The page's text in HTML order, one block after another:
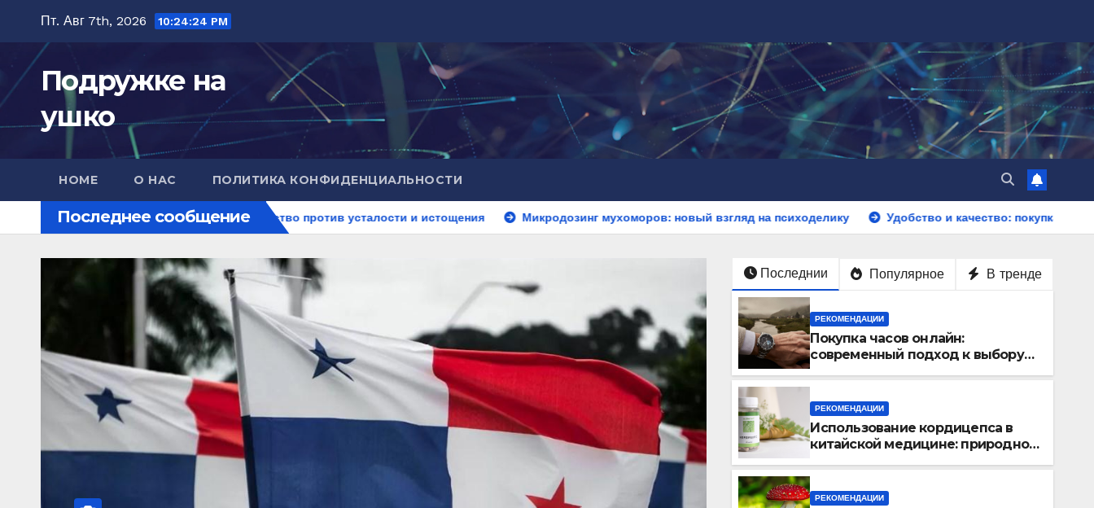
содержимому
Пт. Авг 7th, 2026 10:24:25 PM
Подружке на
ушко
HOME О НАС ПОЛИТИКА КОНФИДЕНЦИАЛЬНОСТИ
Последнее сообщение
медицине: природное средство против усталости и истощения Микродозинг мухоморов: новый взгляд на психоделику Удобство и качество: покупка свежемороженной
Последнии Популярное В тренде
РЕКОМЕНДАЦИИ
Покупка часов онлайн:
современный подход к выбору
РЕКОМЕНДАЦИИ
Использование кордицепса в
китайской медицине: природное
РЕКОМЕНДАЦИИ